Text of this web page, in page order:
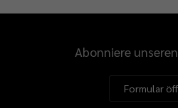
Abonniere
Formular